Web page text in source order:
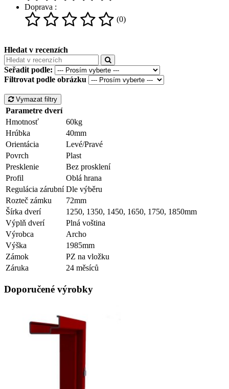
Doprava :
(0)
Hledat v recenzích
Seřadit podle:
Filtrovat podle obrázku
Vymazat filtry
Parametre dverí
Hmotnosť
60kg
Hrúbka
40mm
Orientácia
Levé/Pravé
Povrch
Plast
Presklenie
Bez prosklení
Profil
Oblá hrana
Regulácia zárubní Dle výběru
Rozteč zámku
72mm
Šírka dverí
1250, 1350, 1450, 1650, 1750, 1850mm
Výplň dverí
Plná voština
Výrobca
Archo
Výška
1985mm
Zámok
PZ na vložku
Záruka
24 měsíců
Doporučené výrobky